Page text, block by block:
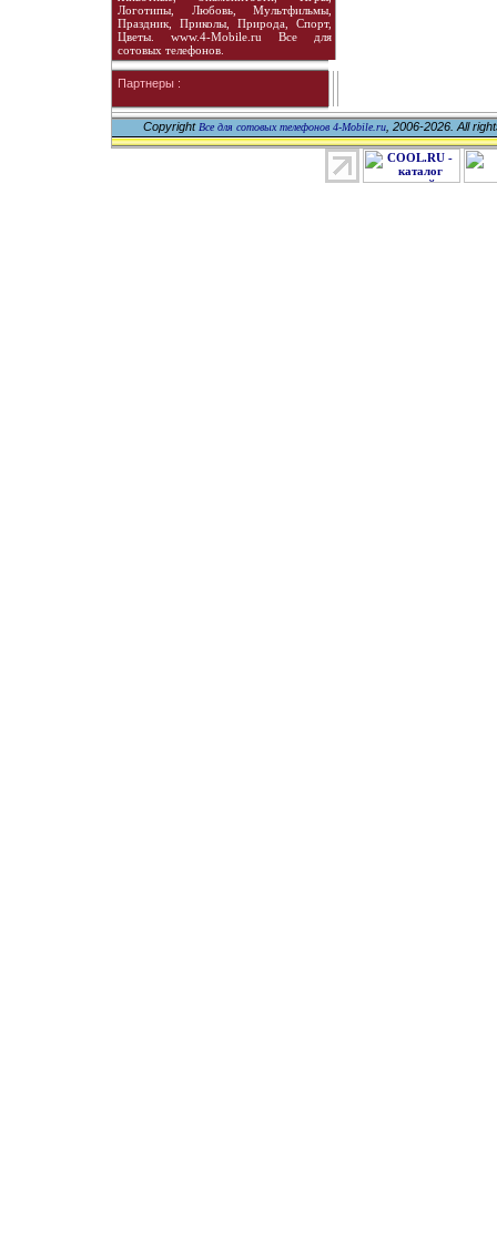
Логотипы, Любовь, Мультфильмы,
Праздник, Приколы, Природа, Спорт,
Цветы. www.4-Mobile.ru Все для
сотовых телефонов.
Партнеры :
Copyright Все для сотовых телефонов 4-Mobile.ru, 2006-2026. All